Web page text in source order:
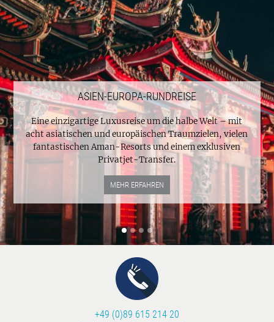
ASIEN-EUROPA-RUNDREISE
Eine einzigartige Luxusreise um die halbe Welt – mit
acht asiatischen und europäischen Traumzielen, vielen
fantastischen Aman-Resorts und einem exklusiven
Privatjet-Transfer.
MEHR ERFAHREN
+49 (0)89 615 214 20